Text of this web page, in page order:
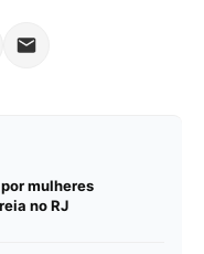
mulheres
no RJ